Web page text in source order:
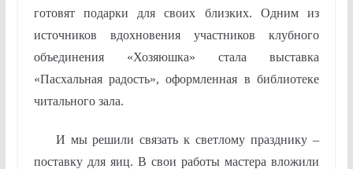
готовят подарки для своих близких. Одним из
источников вдохновения участников клубного
объединения «Хозяюшка» стала выставка
«Пасхальная радость», оформленная в библиотеке
читального зала.
И мы решили связать к светлому празднику –
поставку для яиц. В свои работы мастера вложили